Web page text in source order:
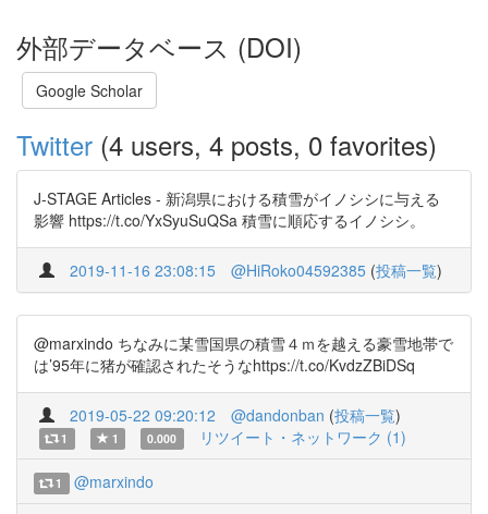
外部データベース (DOI)
Google Scholar
Twitter (4 users, 4 posts, 0 favorites)
J-STAGE Articles - 新潟県における積雪がイノシシに与える
影響 https://t.co/YxSyuSuQSa 積雪に順応するイノシシ。
2019-11-16 23:08:15 @HiRoko04592385 (投稿一覧)
@marxindo ちなみに某雪国県の積雪４ｍを越える豪雪地帯で
は’95年に猪が確認されたそうなhttps://t.co/KvdzZBiDSq
2019-05-22 09:20:12 @dandonban (投稿一覧)
1 1 0.000 リツイート・ネットワーク (1)
1 @marxindo